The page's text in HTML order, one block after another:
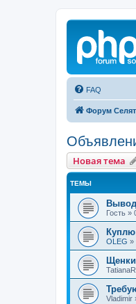
FAQ
Форум
Новая тема
ТЕМЫ
Вывод
Гость »
Куплю
OLEG »
Щенки
Vladimir